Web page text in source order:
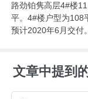
路劲铂隽高层4#楼
平。4#楼户型为108
预计2020年6月交付
文章中提到